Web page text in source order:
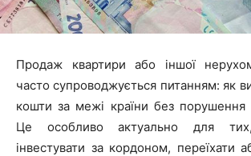
Продаж квартири або іншої
часто супроводжується питанням: як
кошти за межі країни без порушення
Це особливо актуально для
інвестувати за кордоном, переїхати